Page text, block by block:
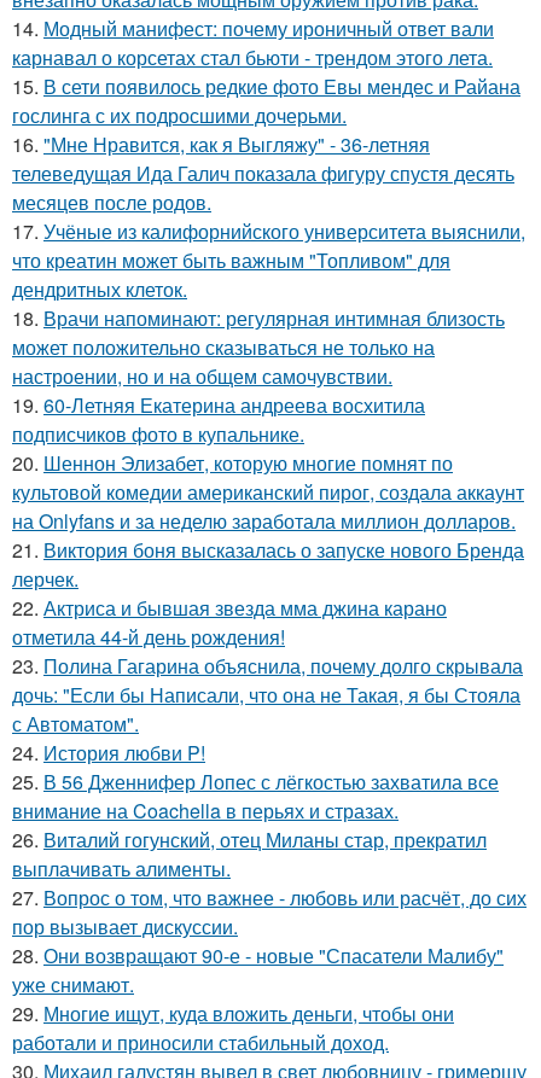
14. Модный манифест: почему ироничный ответ вали
карнавал о корсетах стал бьюти - трендом этого лета.
15. В сети появилось редкие фото Евы мендес и Райана
гослинга с их подросшими дочерьми.
16. "Мне Нравится, как я Выгляжу" - 36-летняя
телеведущая Ида Галич показала фигуру спустя десять
месяцев после родов.
17. Учёные из калифорнийского университета выяснили,
что креатин может быть важным "Топливом" для
дендритных клеток.
18. Врачи напоминают: регулярная интимная близость
может положительно сказываться не только на
настроении, но и на общем самочувствии.
19. 60-Летняя Екатерина андреева восхитила
подписчиков фото в купальнике.
20. Шеннон Элизабет, которую многие помнят по
культовой комедии американский пирог, создала аккаунт
на Onlyfans и за неделю заработала миллион долларов.
21. Виктория боня высказалась о запуске нового Бренда
лерчек.
22. Актриса и бывшая звезда мма джина карано
отметила 44-й день рождения!
23. Полина Гагарина объяснила, почему долго скрывала
дочь: "Если бы Написали, что она не Такая, я бы Стояла
с Автоматом".
24. История любви P!
25. В 56 Дженнифер Лопес с лёгкостью захватила все
внимание на Coachella в перьях и стразах.
26. Виталий гогунский, отец Миланы стар, прекратил
выплачивать алименты.
27. Вопрос о том, что важнее - любовь или расчёт, до сих
пор вызывает дискуссии.
28. Они возвращают 90-е - новые "Спасатели Малибу"
уже снимают.
29. Многие ищут, куда вложить деньги, чтобы они
работали и приносили стабильный доход.
30. Михаил галустян вывел в свет любовницу - гримершу